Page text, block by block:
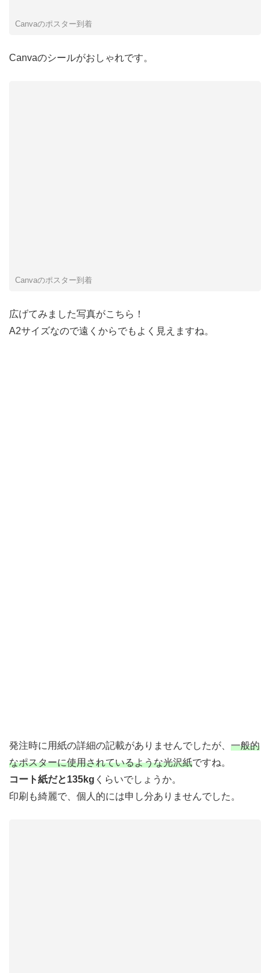
Canvaのポスター到着
Canvaのシールがおしゃれです。
Canvaのポスター到着
広げてみました写真がこちら！
A2サイズなので遠くからでもよく見えますね。
発注時に用紙の詳細の記載がありませんでしたが、 一般的
なポスターに使用されているような光沢紙ですね。
コート紙だと135kg くらいでしょうか。
印刷も綺麗で、個人的には申し分ありませんでした。